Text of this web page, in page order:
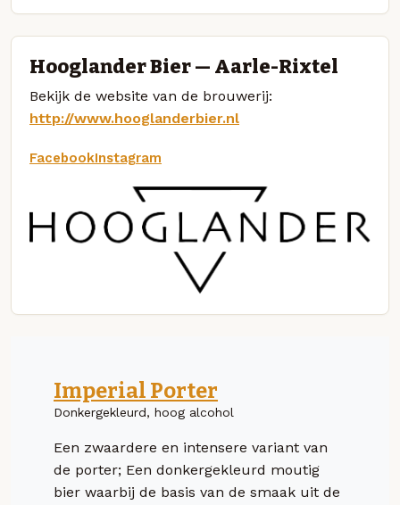
Hooglander Bier — Aarle-Rixtel
Bekijk de website van de brouwerij:
http://www.hooglanderbier.nl
FacebookInstagram
Imperial Porter
Donkergekleurd, hoog alcohol
Een zwaardere en intensere variant van
de porter; Een donkergekleurd moutig
bier waarbij de basis van de smaak uit de